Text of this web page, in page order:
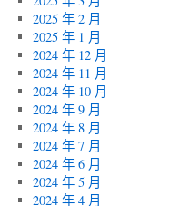
2025 年 2 月
2025 年 1 月
2024 年 12 月
2024 年 11 月
2024 年 10 月
2024 年 9 月
2024 年 8 月
2024 年 7 月
2024 年 6 月
2024 年 5 月
2024 年 4 月